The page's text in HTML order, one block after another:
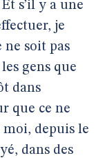
s’il y a une
je
ne soit pas
gens que
dans
que ce ne
moi, depuis le
dans des